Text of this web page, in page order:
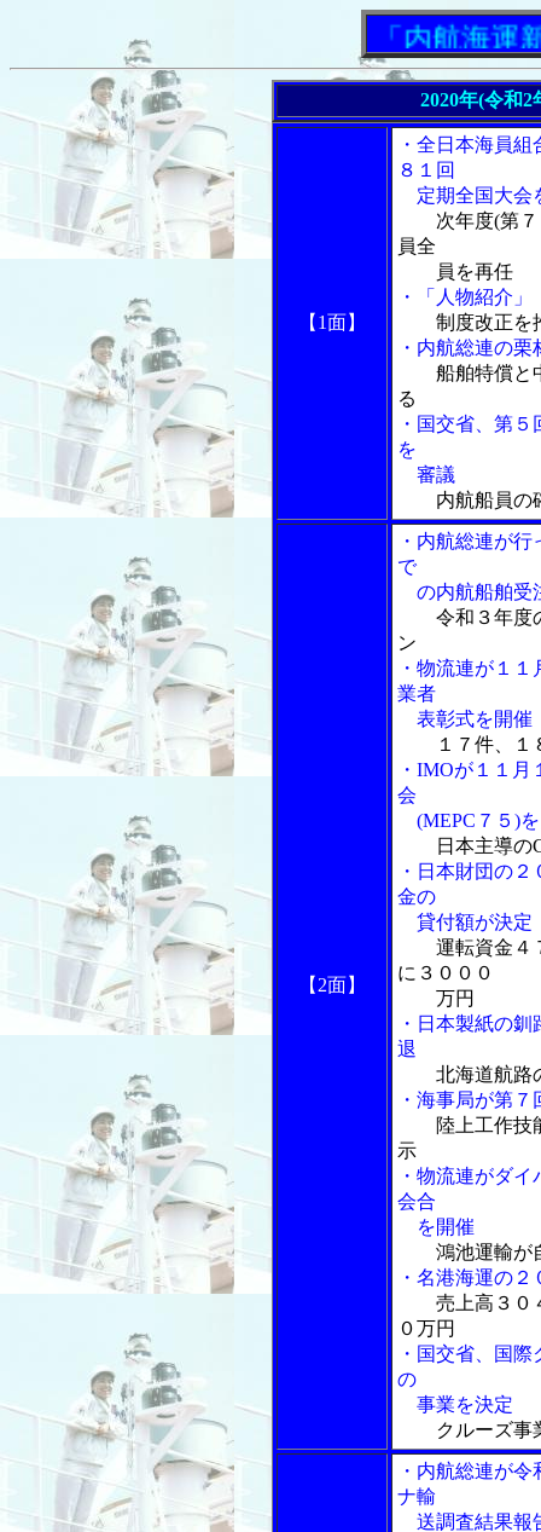
「内航海運新聞
2020年(令和
【1面】
・全日本海員
８１回
定期全国大会
次年度(第
員全
員を再任
・「人物紹介
制度改正を
・内航総連の
船舶特償と
る
・国交省、第
を
審議
内航船員の
【2面】
・内航総連が
で
の内航船舶受
令和３年度
ン
・物流連が１
業者
表彰式を開催
１７件、１
・IMOが１１
会
(MEPC７５)
日本主導の
・日本財団の
金の
貸付額が決定
運転資金４
に３０００
万円
・日本製紙の
退
北海道航路
・海事局が第
陸上工作技
示
・物流連がダ
会合
を開催
鴻池運輸が
・名港海運の
売上高３０
０万円
・国交省、国
の
事業を決定
クルーズ事
・内航総連が
ナ輸
送調査結果報